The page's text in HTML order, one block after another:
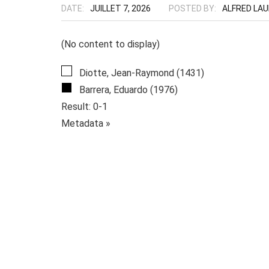
DATE: JUILLET 7, 2026 POSTED BY: ALFRED
(No content to display)
Diotte, Jean-Raymond (1431)
Barrera, Eduardo (1976)
Result: 0-1
Metadata »